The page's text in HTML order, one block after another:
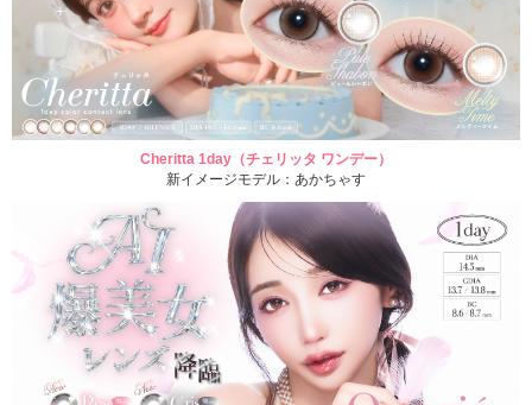
Cheritta 1day（チェリッタ ワンデー）
新イメージモデル：あかちゃす